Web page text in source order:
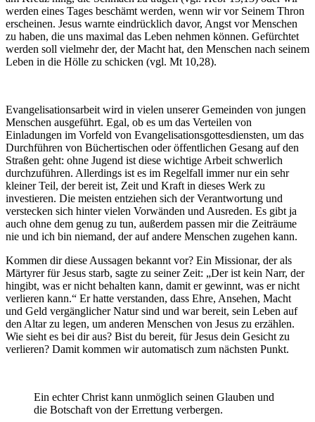
werden eines Tages beschämt werden, wenn wir vor Seinem Thron
erscheinen. Jesus warnte eindrücklich davor, Angst vor Menschen
zu haben, die uns maximal das Leben nehmen können. Gefürchtet
werden soll vielmehr der, der Macht hat, den Menschen nach seinem
Leben in die Hölle zu schicken (vgl. Mt 10,28).
Evangelisationsarbeit wird in vielen unserer Gemeinden von jungen
Menschen ausgeführt. Egal, ob es um das Verteilen von
Einladungen im Vorfeld von Evangelisationsgottesdiensten, um das
Durchführen von Büchertischen oder öffentlichen Gesang auf den
Straßen geht: ohne Jugend ist diese wichtige Arbeit schwerlich
durchzuführen. Allerdings ist es im Regelfall immer nur ein sehr
kleiner Teil, der bereit ist, Zeit und Kraft in dieses Werk zu
investieren. Die meisten entziehen sich der Verantwortung und
verstecken sich hinter vielen Vorwänden und Ausreden. Es gibt ja
auch ohne dem genug zu tun, außerdem passen mir die Zeiträume
nie und ich bin niemand, der auf andere Menschen zugehen kann.
Kommen dir diese Aussagen bekannt vor? Ein Missionar, der als
Märtyrer für Jesus starb, sagte zu seiner Zeit: „Der ist kein Narr, der
hingibt, was er nicht behalten kann, damit er gewinnt, was er nicht
verlieren kann.“ Er hatte verstanden, dass Ehre, Ansehen, Macht
und Geld vergänglicher Natur sind und war bereit, sein Leben auf
den Altar zu legen, um anderen Menschen von Jesus zu erzählen.
Wie sieht es bei dir aus? Bist du bereit, für Jesus dein Gesicht zu
verlieren? Damit kommen wir automatisch zum nächsten Punkt.
Ein echter Christ kann unmöglich seinen Glauben und
die Botschaft von der Errettung verbergen.